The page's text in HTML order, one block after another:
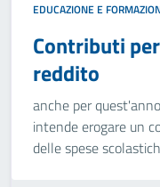
EDUCAZIONE E
Contributi
reddito
anche per
intende erogare un
delle spese